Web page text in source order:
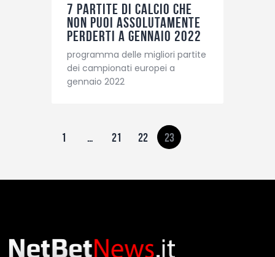
7 partite di calcio che
non puoi assolutamente
perderti a gennaio 2022
programma delle migliori partite
dei campionati europei a
gennaio 2022
1 … 21 22 23